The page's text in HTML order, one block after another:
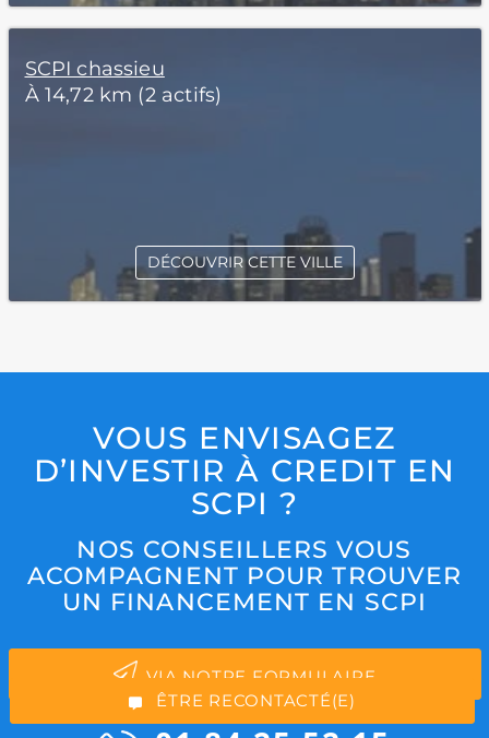
*Champs obligatoires
“Excellent”, 165 avis
ÊTRE RECONTACTÉ(E)
SCPI chassieu
À 14,72 km (2 actifs)
DÉCOUVRIR CETTE VILLE
VOUS ENVISAGEZ
D’INVESTIR À CREDIT EN
SCPI ?
NOS CONSEILLERS VOUS
ACOMPAGNENT POUR TROUVER
UN FINANCEMENT EN SCPI
VIA NOTRE FORMULAIRE